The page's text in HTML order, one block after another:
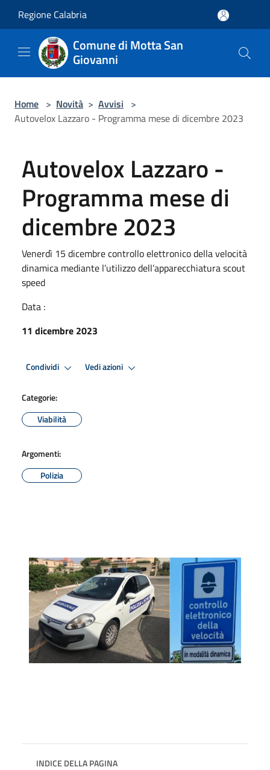
Regione Calabria
Comune di Motta San
Giovanni
Home > Novità > Avvisi >
Autovelox Lazzaro - Programma mese di dicembre 2023
Autovelox Lazzaro -
Programma mese di
dicembre 2023
Venerdì 15 dicembre controllo elettronico della velocità
dinamica mediante l’utilizzo dell’apparecchiatura scout
speed
Data :
11 dicembre 2023
Condividi Vedi azioni
Categorie:
Viabilità
Argomenti:
Polizia
INDICE DELLA PAGINA